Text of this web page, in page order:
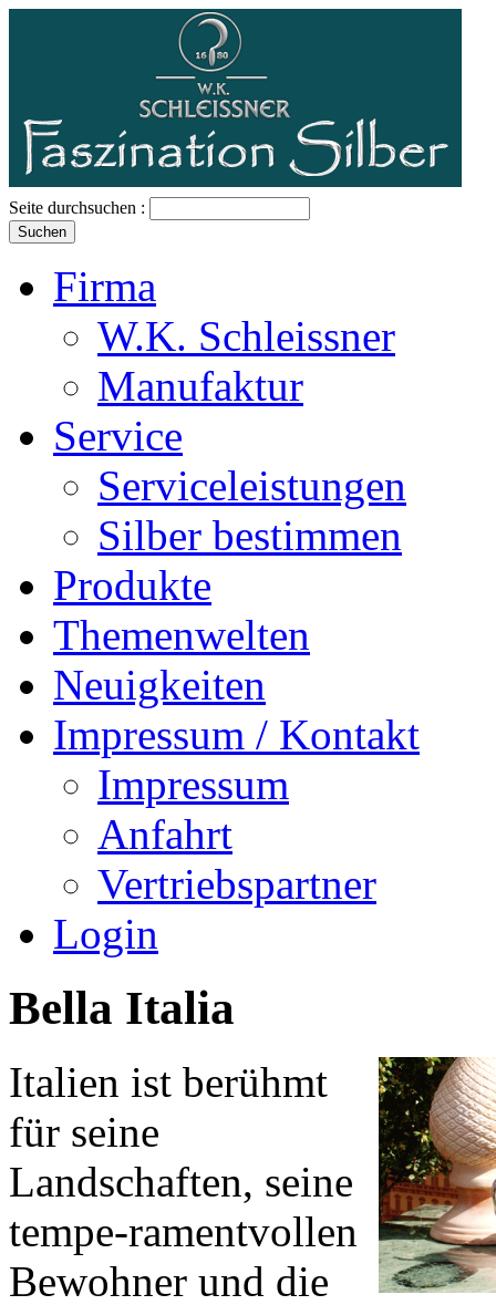
Seite durchsuchen :
Firma
W.K. Schleissner
Manufaktur
Service
Serviceleistungen
Silber bestimmen
Produkte
Themenwelten
Neuigkeiten
Impressum / Kontakt
Impressum
Anfahrt
Vertriebspartner
Login
Bella Italia
Italien ist berühmt
für seine
Landschaften, seine
tempe-ramentvollen
Bewohner und die